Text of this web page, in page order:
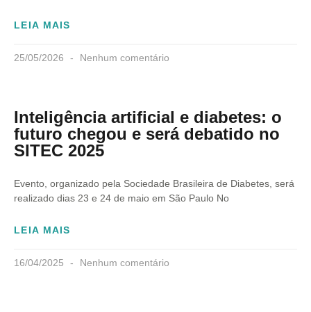
LEIA MAIS
25/05/2026 Nenhum comentário
Inteligência artificial e diabetes: o
futuro chegou e será debatido no
SITEC 2025
Evento, organizado pela Sociedade Brasileira de Diabetes, será
realizado dias 23 e 24 de maio em São Paulo No
LEIA MAIS
16/04/2025 Nenhum comentário